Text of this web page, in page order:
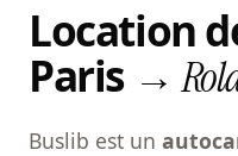
Location
Paris →
Buslib est un